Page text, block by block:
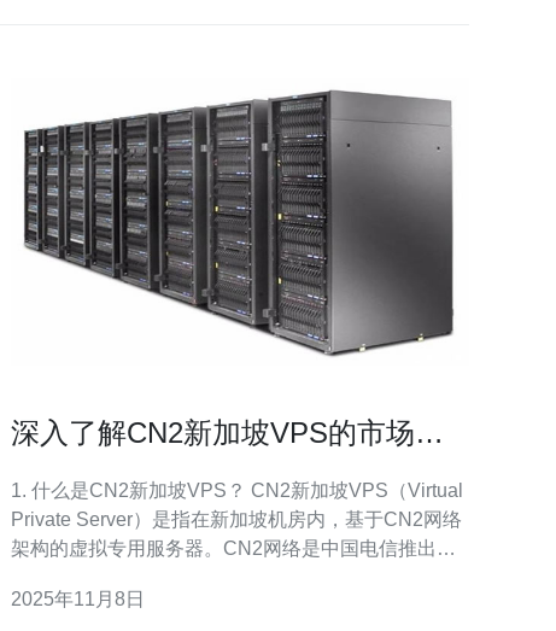
深入了解CN2新加坡VPS的市场现
1. 什么是CN2新加坡VPS？ CN2新加坡VPS（Virtual
Private Server）是指在新加坡机房内，基于CN2网络
架构的虚拟专用服务器。CN2网络是中国电信推出的
选择CN2新加坡VPS可以获得更低的延迟和更高的带
2025年11月8日